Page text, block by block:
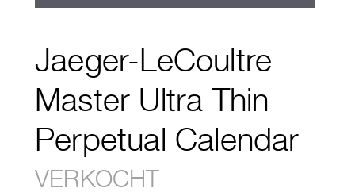
Jaeger-LeCoultre
Master Ultra Thin
Perpetual Calendar
VERKOCHT